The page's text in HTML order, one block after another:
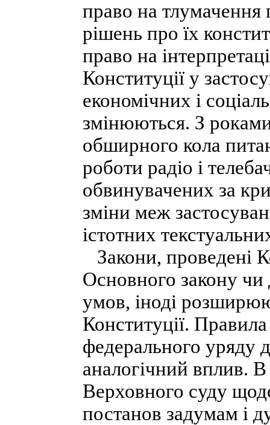
право на тлумачення
рішень про їх
право на
Конституції у
економічних і
змінюються. З
обширного кола
роботи радіо і
обвинувачених за
зміни меж
істотних
Закони, проведені
Основного закону чи
умов, іноді
Конституції.
федерального уряду
аналогічний вплив.
Верховного суду
постанов задумам і